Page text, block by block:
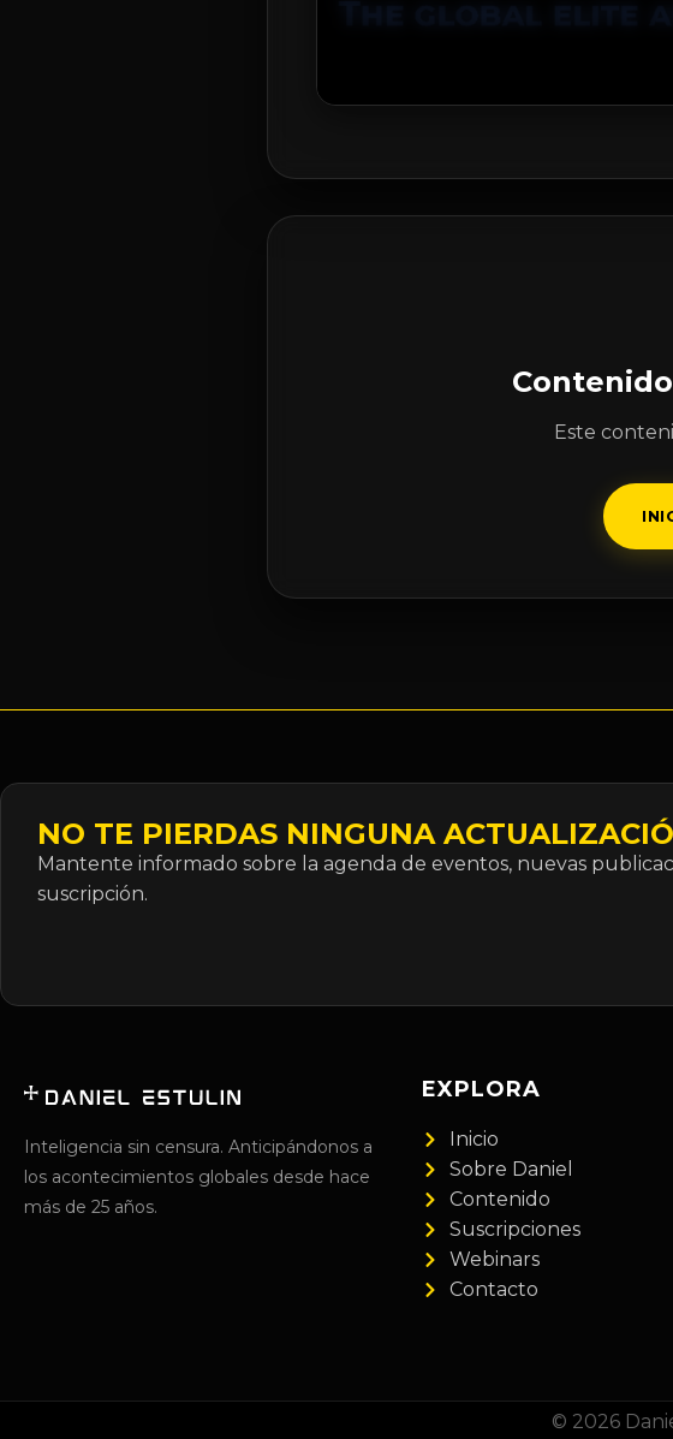
Este
NO TE PIERDAS NINGUNA
Mantente informado sobre la agenda de eventos, nuevas
suscripción.
Inteligencia sin censura. Anticipándonos a
los acontecimientos globales desde hace
más de 25 años.
EXPLORA
Inicio
Sobre Daniel
Contenido
Suscripciones
Webinars
Contacto
© 2026